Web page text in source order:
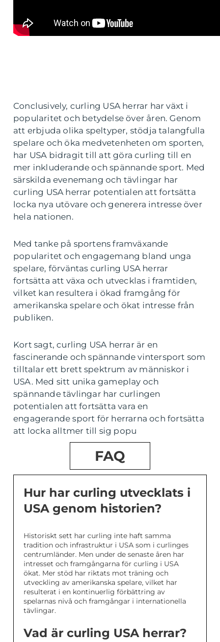
Conclusively, curling USA herrar har växt i
popularitet och betydelse över åren. Genom
att erbjuda olika speltyper, stödja talangfulla
spelare och öka medvetenheten om sporten,
har USA bidragit till att göra curling till en
mer inkluderande och spännande sport. Med
särskilda evenemang och tävlingar har
curling USA herrar potentialen att fortsätta
locka nya utövare och generera intresse över
hela nationen.
Med tanke på sportens framväxande
popularitet och engagemang bland unga
spelare, förväntas curling USA herrar
fortsätta att växa och utvecklas i framtiden,
vilket kan resultera i ökad framgång för
amerikanska spelare och ökat intresse från
publiken.
Kort sagt, curling USA herrar är en
fascinerande och spännande vintersport som
tilltalar ett brett spektrum av människor i
USA. Med sitt unika gameplay och
spännande tävlingar har curlingen
potentialen att fortsätta vara en
engagerande sport för herrarna och fortsätta
att locka alltmer till sig popu
FAQ
Hur har curling utvecklats i
USA genom historien?
Historiskt sett har curling inte haft samma
tradition och infrastruktur i USA som i curlinges
centrumländer. Men under de senaste åren har
intresset och framgångarna för curling i USA
ökat. Mer stöd har riktats mot träning och
utveckling av amerikanska spelare, vilket har
resulterat i en kontinuerlig förbättring av
spelarnas nivå och framgångar i internationella
tävlingar.
Vad är curling USA herrar?